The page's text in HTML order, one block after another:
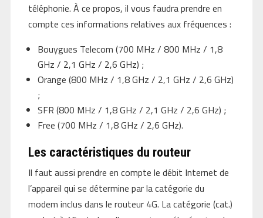
téléphonie. À ce propos, il vous faudra prendre en
compte ces informations relatives aux fréquences :
Bouygues Telecom (700 MHz / 800 MHz / 1,8
GHz / 2,1 GHz / 2,6 GHz) ;
Orange (800 MHz / 1,8 GHz / 2,1 GHz / 2,6 GHz)
;
SFR (800 MHz / 1,8 GHz / 2,1 GHz / 2,6 GHz) ;
Free (700 MHz / 1,8 GHz / 2,6 GHz).
Les caractéristiques du routeur
Il faut aussi prendre en compte le débit Internet de
l’appareil qui se détermine par la catégorie du
modem inclus dans le routeur 4G. La catégorie (cat.)